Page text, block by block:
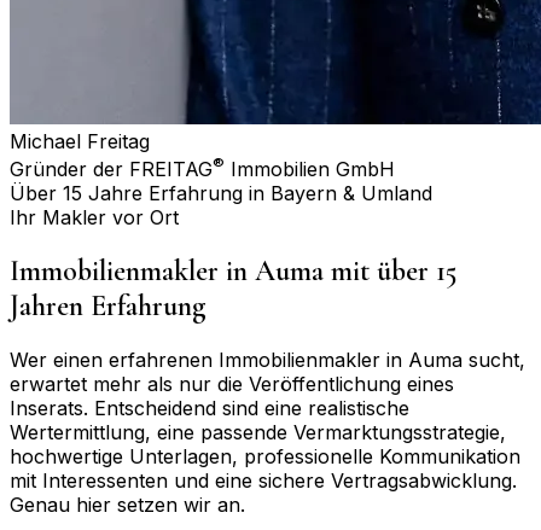
Michael Freitag
Gründer der FREITAG® Immobilien GmbH
Über 15 Jahre Erfahrung in Bayern & Umland
Ihr Makler vor Ort
Immobilienmakler in Auma mit über 15
Jahren Erfahrung
Wer einen erfahrenen Immobilienmakler in Auma sucht,
erwartet mehr als nur die Veröffentlichung eines
Inserats. Entscheidend sind eine realistische
Wertermittlung, eine passende Vermarktungsstrategie,
hochwertige Unterlagen, professionelle Kommunikation
mit Interessenten und eine sichere Vertragsabwicklung.
Genau hier setzen wir an.